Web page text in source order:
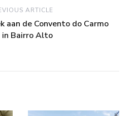
ARTICLE
aan de Convento do Carmo
in Bairro Alto